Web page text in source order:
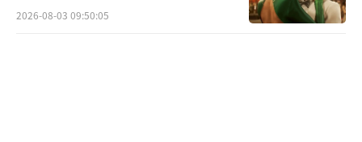
2026-08-03 09:50:05